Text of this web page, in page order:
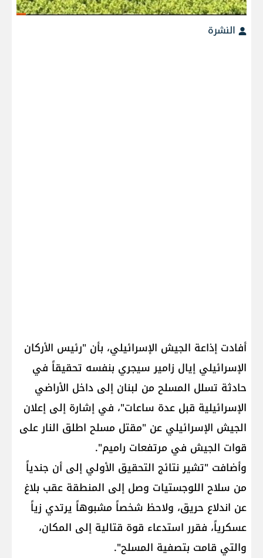
النشرة
أفادت إذاعة الجيش الإسرائيلي، بأن "رئيس الأركان
الإسرائيلي ​إيال زامير​ سيجري بنفسه تحقيقاً في
حادثة تسلل المسلح من لبنان إلى داخل الأراضي
الإسرائيلية قبل عدة ساعات"، في إشارة إلى إعلان
الجيش الإسرائيلي عن "مقتل مسلح اطلق النار على
قوات الجيش في مرتفعات راميم".
وأضافت "تشير نتائج التحقيق الأولي إلى أن جندياً
من سلاح اللوجستيات وصل إلى المنطقة عقب بلاغ
عن اندلاع حريق، ولاحظ شخصاً مشبوهاً يرتدي زياً
عسكرياً، فقرر استدعاء قوة قتالية إلى المكان،
والتي قامت بتصفية المسلح".